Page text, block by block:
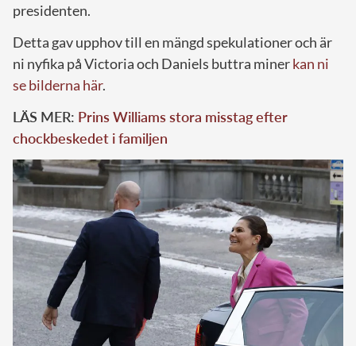
presidenten.
Detta gav upphov till en mängd spekulationer och är
ni nyfika på Victoria och Daniels buttra minerkan ni
se bilderna här.
LÄS MER: Prins Williams stora misstag efter
chockbeskedet i familjen